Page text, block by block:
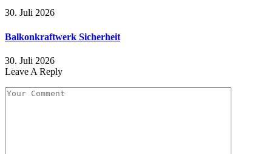
30. Juli 2026
Balkonkraftwerk Sicherheit
30. Juli 2026
Leave A Reply